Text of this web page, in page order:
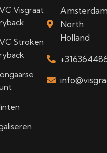
Visgraat
Stroken
North
Holland